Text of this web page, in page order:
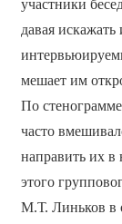
участники
давая
мешает им
По
часто
направить их
этого
М.Т. Линьков в